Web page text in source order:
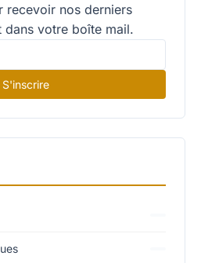
recevoir nos derniers
dans votre boîte mail.
S'inscrire